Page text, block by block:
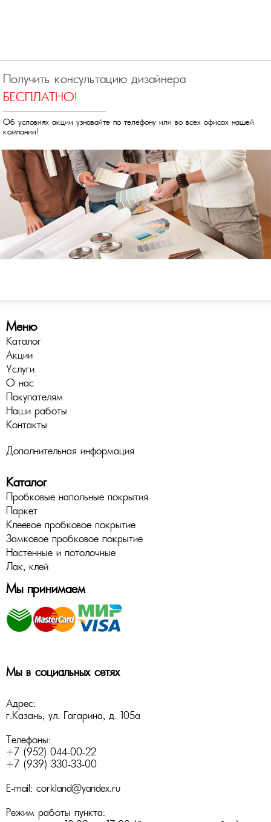
Получить консультацию дизайнера
БЕСПЛАТНО!
Об условиях акции узнавайте по телефону или во всех офисах нашей
компании!
Меню
Каталог
Акции
Услуги
О нас
Покупателям
Наши работы
Контакты
Дополнительная информация
Каталог
Пробковые напольные покрытия
Паркет
Клеевое пробковое покрытие
Замковое пробковое покрытие
Настенные и потолочные
Лак, клей
Мы принимаем
Мы в социальных сетях
Адрес:
г.Казань, ул. Гагарина, д. 105а
Телефоны:
+7 (952) 044-00-22
+7 (939) 330-33-00
E-mail: corkland@yandex.ru
Режим работы пункта: